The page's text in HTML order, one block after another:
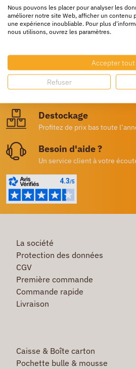
24/72h partout en europe
Livraison gratuite
Destockage
Profitez de prix bas toute
Besoin d'aide ?
Un service client à votre
La société
Protection des données
CGV
Première commande
Commande rapide
Livraison
Caisse & Boîte carton
Pochette bulle & mousse
Nous pouvons les placer pour analyser les
améliorer notre site Web, afficher un contenu
une expérience inoubliable. Pour plus
nous utilisons, ouvrez les paramètres.
Accepter tout
Refuser